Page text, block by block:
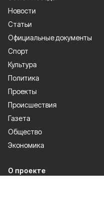
Новости
Статьи
Официальные документы
Спорт
Культура
Политика
Проекты
Происшествия
Газета
Общество
Экономика
О проекте